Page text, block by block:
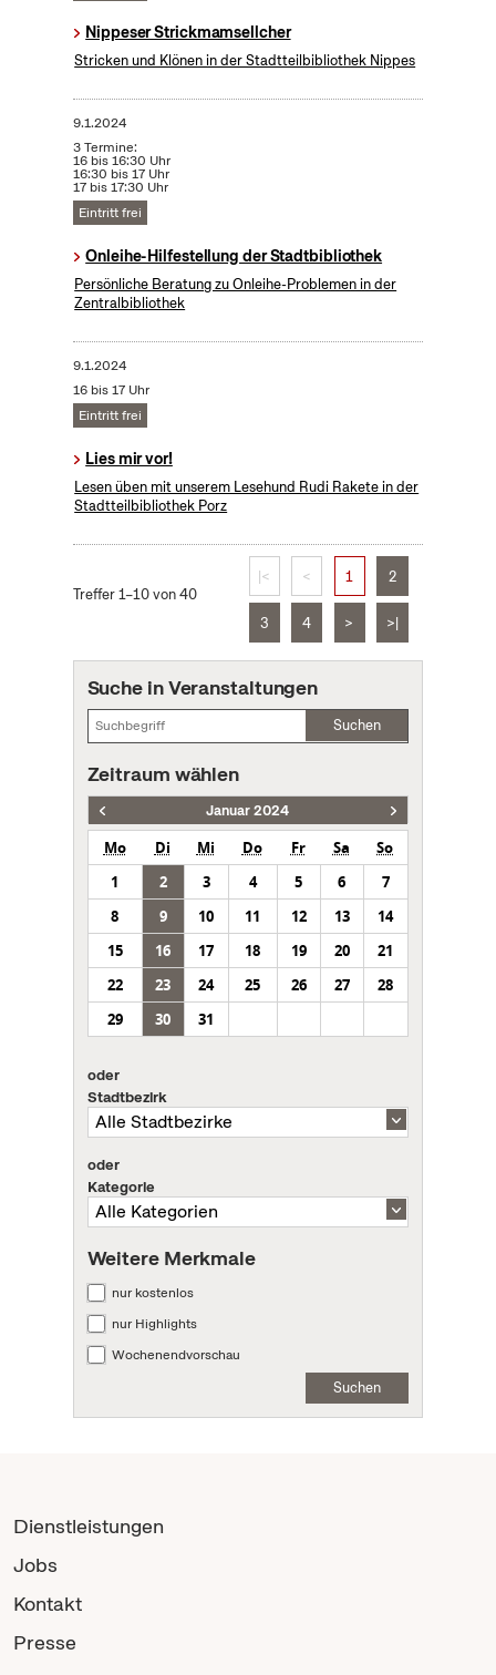
Nippeser Strickmamsellcher
Stricken und Klönen in der Stadtteilbibliothek Nippes
9.1.2024
3 Termine:
16 bis 16:30 Uhr
16:30 bis 17 Uhr
17 bis 17:30 Uhr
Eintritt frei
Onleihe-Hilfestellung der Stadtbibliothek
Persönliche Beratung zu Onleihe-Problemen in der
Zentralbibliothek
9.1.2024
16 bis 17 Uhr
Eintritt frei
Lies mir vor!
Lesen üben mit unserem Lesehund Rudi Rakete in der
Stadtteilbibliothek Porz
Treffer 1–10 von 40
|< < 1 2
3 4 > >|
Suche in Veranstaltungen
Suchen
Zeitraum wählen
Januar 2024
Mo Di Mi Do Fr Sa
So
1
2 3 4 5 6
7
8
9 10 11 12 13
14
15
16 17 18 19 20
21
22
23 24 25 26 27
28
29
30 31
oder
Stadtbezirk
oder
Kategorie
Weitere Merkmale
nur kostenlos
nur Highlights
Wochenendvorschau
Suchen
Dienstleistungen
Jobs
Kontakt
Presse